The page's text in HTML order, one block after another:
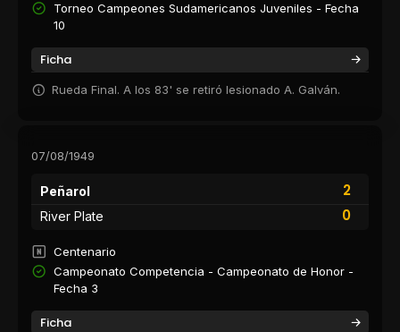
Torneo Campeones Sudamericanos Juveniles - Fecha
10
Ficha
Rueda Final. A los 83' se retiró lesionado A. Galván.
07/08/1949
Peñarol
2
0
River Plate
Centenario
Campeonato Competencia - Campeonato de Honor -
Fecha 3
Ficha